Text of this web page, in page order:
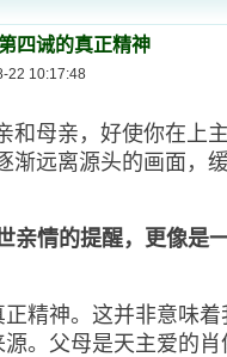
四诫的真正精神
22 10:17:48
和母亲，好使你在上
渐远离源头的画面，
亲情的提醒，更像是
正精神。这并非意味着
。父母是天主爱的肖